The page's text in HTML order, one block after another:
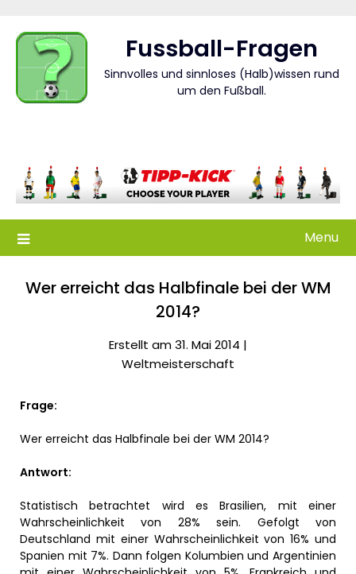
content
Fussball-Fragen
Sinnvolles und sinnloses (Halb)wissen rund
um den Fußball.
Menu
Wer erreicht das Halbfinale bei der WM
2014?
Erstellt am 31. Mai 2014 |
Weltmeisterschaft
Frage:
Wer erreicht das Halbfinale bei der WM 2014?
Antwort:
Statistisch betrachtet wird es Brasilien, mit einer
Wahrscheinlichkeit von 28% sein. Gefolgt von
Deutschland mit einer Wahrscheinlichkeit von 16% und
Spanien mit 7%. Dann folgen Kolumbien und Argentinien